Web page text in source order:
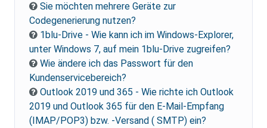
Sie möchten mehrere Geräte zur
Codegenerierung nutzen?
1blu-Drive - Wie kann ich im Windows-Explorer,
unter Windows 7, auf mein 1blu-Drive zugreifen?
Wie ändere ich das Passwort für den
Kundenservicebereich?
Outlook 2019 und 365 - Wie richte ich Outlook
2019 und Outlook 365 für den E-Mail-Empfang
(IMAP/POP3) bzw. -Versand ( SMTP) ein?